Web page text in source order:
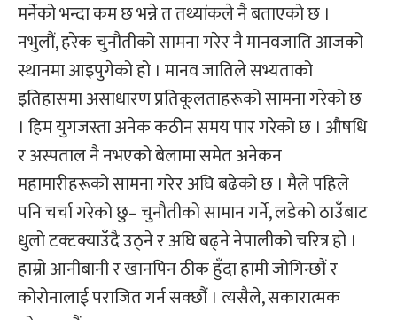
मर्नेको भन्दा कम छ भन्ने त तथ्यांकले नै बताएको छ ।
नभुलौं, हरेक चुनौतीको सामना गरेर नै मानवजाति आजको
स्थानमा आइपुगेको हो । मानव जातिले सभ्यताको
इतिहासमा असाधारण प्रतिकूलताहरूको सामना गरेको छ
। हिम युगजस्ता अनेक कठीन समय पार गरेको छ । औषधि
र अस्पताल नै नभएको बेलामा समेत अनेकन
महामारीहरूको सामना गरेर अघि बढेको छ । मैले पहिले
पनि चर्चा गरेको छु– चुनौतीको सामान गर्ने, लडेको ठाउँबाट
धुलो टक्टक्याउँदै उठ्ने र अघि बढ्ने नेपालीको चरित्र हो ।
हाम्रो आनीबानी र खानपिन ठीक हुँदा हामी जोगिन्छौं र
कोरोनालाई पराजित गर्न सक्छौं । त्यसैले, सकारात्मक